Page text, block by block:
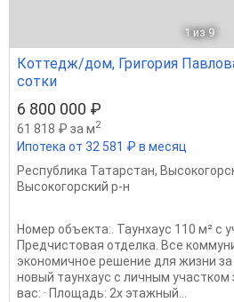
1 из 9
Коттедж/дом, Григория
сотки
6 800 000 ₽
61 818 ₽ за м2
Ипотека от 32 581 ₽ в месяц
Республика Татарстан,
Высокогорский р-н
Номер объекта:. Таунхаус 110 м² с
Предчистовая отделка. Все
экономичное решение для жизни
новый таунхаус с личным участком
вас: · Площадь: 2х этажный...